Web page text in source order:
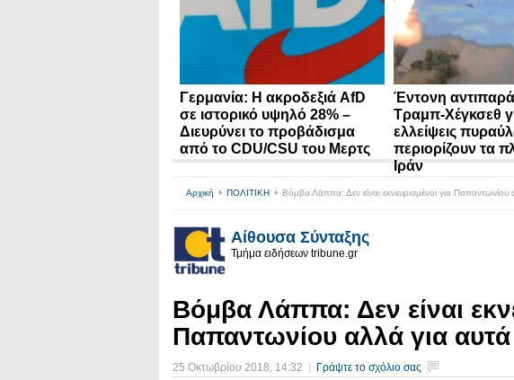
Γερμανία: Η ακροδεξιά AfD
σε ιστορικό υψηλό 28% –
Διευρύνει το προβάδισμα
από το CDU/CSU του Μερτς
Έντονη
Τραμπ-Χέγκσεθ
ελλείψεις
περιορίζουν τα
Ιράν
Αρχική ΠΟΛΙΤΙΚΗ Βόμβα Λάππα: Δεν είναι εκνευρισμένοι για Παπαντωνίου
Αίθουσα Σύνταξης
Τμήμα ειδήσεων tribune.gr
Βόμβα Λάππα: Δεν είναι
Παπαντωνίου αλλά για
25 Οκτωβρίου 2018, 14:32 Γράψτε το σχόλιο σας